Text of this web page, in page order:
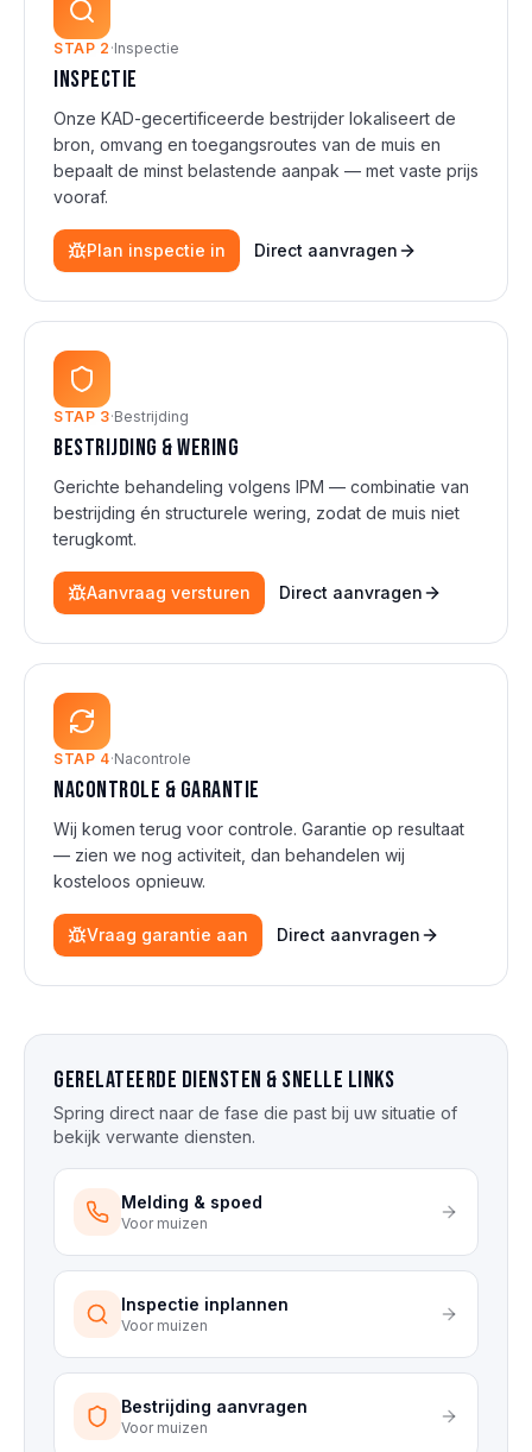
STAP 2 ·Inspectie
Inspectie
Onze KAD-gecertificeerde bestrijder lokaliseert de
bron, omvang en toegangsroutes van de muis en
bepaalt de minst belastende aanpak — met vaste prijs
vooraf.
Plan inspectie in Direct aanvragen
STAP 3·Bestrijding
Bestrijding & wering
Gerichte behandeling volgens IPM — combinatie van
bestrijding én structurele wering, zodat de muis niet
terugkomt.
Aanvraag versturen Direct aanvragen
STAP 4·Nacontrole
Nacontrole & garantie
Wij komen terug voor controle. Garantie op resultaat
— zien we nog activiteit, dan behandelen wij
kosteloos opnieuw.
Vraag garantie aan Direct aanvragen
Gerelateerde diensten & snelle links
Spring direct naar de fase die past bij uw situatie of
bekijk verwante diensten.
Melding & spoed
Voor muizen
Inspectie inplannen
Voor muizen
Bestrijding aanvragen
Voor muizen